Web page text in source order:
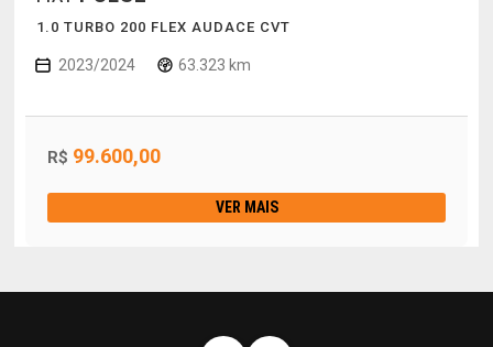
1.0 TURBO 200 FLEX AUDACE CVT
2023/2024 63.323 km
R$ 99.600,00
VER MAIS